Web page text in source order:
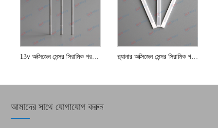
13v অক্সিজেন সেন্সর সিরামিক গরম করার উপাদান প্ল্যানার অক্সিজেন সেন্সর সিরামিক গরম করার উপাদান
আমাদের সাথে যোগাযোগ করুন